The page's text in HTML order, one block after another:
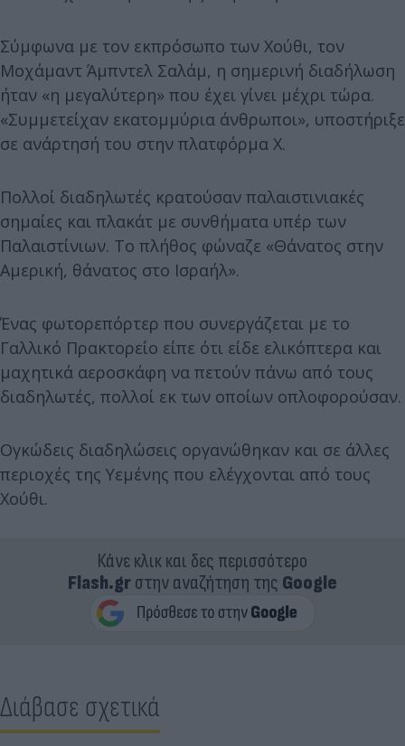
Σύμφωνα με τον εκπρόσωπο των Χούθι, τον
Μοχάμαντ Άμπντελ Σαλάμ, η σημερινή διαδήλωση
ήταν «η μεγαλύτερη» που έχει γίνει μέχρι τώρα.
«Συμμετείχαν εκατομμύρια άνθρωποι», υποστήριξε
σε ανάρτησή του στην πλατφόρμα Χ.
Πολλοί διαδηλωτές κρατούσαν παλαιστινιακές
σημαίες και πλακάτ με συνθήματα υπέρ των
Παλαιστίνιων. Το πλήθος φώναζε «Θάνατος στην
Αμερική, θάνατος στο Ισραήλ».
Ένας φωτορεπόρτερ που συνεργάζεται με το
Γαλλικό Πρακτορείο είπε ότι είδε ελικόπτερα και
μαχητικά αεροσκάφη να πετούν πάνω από τους
διαδηλωτές, πολλοί εκ των οποίων οπλοφορούσαν.
Ογκώδεις διαδηλώσεις οργανώθηκαν και σε άλλες
περιοχές της Υεμένης που ελέγχονται από τους
Χούθι.
Κάνε κλικ και δες περισσότερο
Flash.grστην αναζήτηση της Google
Διάβασε σχετικά